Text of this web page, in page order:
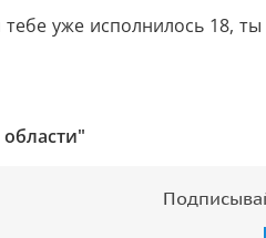
уже исполнилось 18,